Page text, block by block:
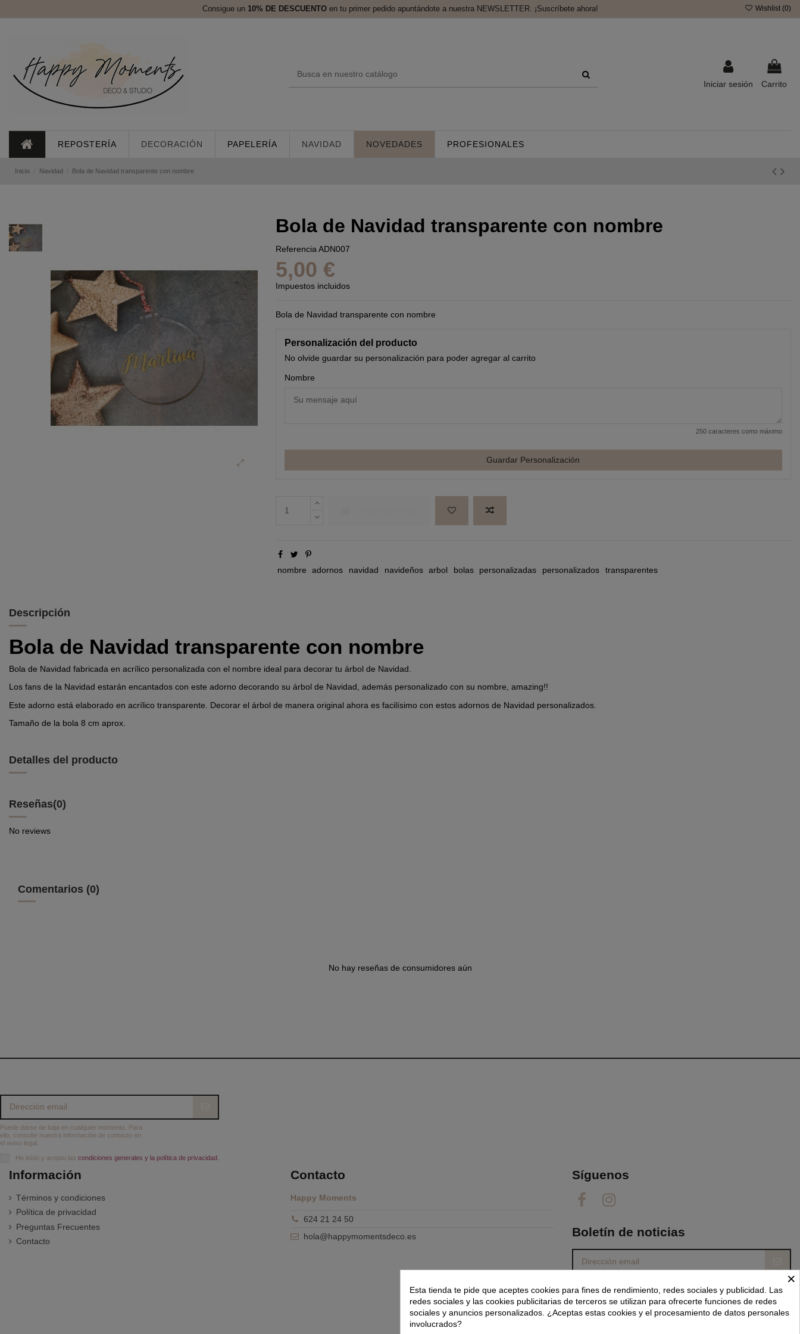
Consigue un 10% DE DESCUENTOen tu primer pedido apuntándote a nuestra NEWSLETTER. ¡Suscríbete ahora! Wishlist (0)
Iniciar sesión Carrito
REPOSTERÍA DECORACIÓN PAPELERÍA NAVIDAD NOVEDADES PROFESIONALES
Inicio Navidad Bola de Navidad transparente con nombre
Bola de Navidad transparente con nombre
Referencia ADN007
5,00 €
Impuestos incluidos
Bola de Navidad transparente con nombre
Personalización del producto
No olvide guardar su personalización para poder agregar al carrito
Nombre
250 caracteres como máximo
Guardar Personalización
nombre adornos navidad navideños arbol bolas personalizadas personalizados transparentes
Descripción
Bola de Navidad transparente con nombre
Bola de Navidad fabricada en acrílico personalizada con el nombre ideal para decorar tu árbol de Navidad.
Los fans de la Navidad estarán encantados con este adorno decorando su árbol de Navidad, además personalizado con su nombre, amazing!!
Este adorno está elaborado en acrílico transparente. Decorar el árbol de manera original ahora es facilísimo con estos adornos de Navidad personalizados.
Tamaño de la bola 8 cm aprox.
Detalles del producto
Reseñas(0)
No reviews
Comentarios (0)
No hay reseñas de consumidores aún
Puede darse de baja en cualquier momento. Para
ello, consulte nuestra información de contacto en
el aviso legal.
He leído y acepto las condiciones generales y la política de privacidad.
Información
Términos y condiciones
Política de privacidad
Preguntas Frecuentes
Contacto
Contacto
Happy Moments
624 21 24 50
hola@happymomentsdeco.es
Síguenos
Boletín de noticias
ello, consulte nuestra información de contacto en
He leído y acepto las condiciones generales y la política de privacidad.
×
Esta tienda te pide que aceptes cookies para fines de rendimiento, redes sociales y publicidad. Las
redes sociales y las cookies publicitarias de terceros se utilizan para ofrecerte funciones de redes
sociales y anuncios personalizados. ¿Aceptas estas cookies y el procesamiento de datos personales
involucrados?